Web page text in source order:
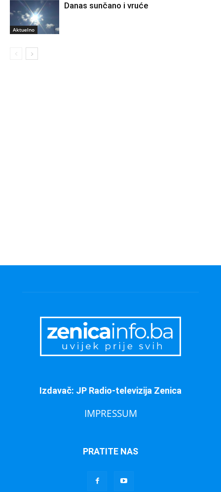
Aktuelno
Danas sunčano i vruće
Izdavač: JP Radio-televizija Zenica
IMPRESSUM
PRATITE NAS